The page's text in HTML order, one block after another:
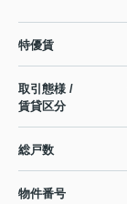
特優賃
取引態様 /
賃貸区分
総戸数
物件番号